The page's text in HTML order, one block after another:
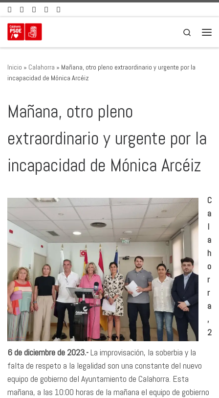
Saltar al contenido
Search
Inicio » Calahorra » Mañana, otro pleno extraordinario y urgente por la
incapacidad de Mónica Arcéiz
Mañana, otro pleno
extraordinario y urgente por la
incapacidad de Mónica Arcéiz
C
a
l
a
h
o
r
r
a
,
2
6 de diciembre de 2023.-La improvisación, la soberbia y la
falta de respeto a la legalidad son una constante del nuevo
equipo de gobierno del Ayuntamiento de Calahorra. Esta
mañana, a las 10:00 horas de la mañana el equipo de gobierno